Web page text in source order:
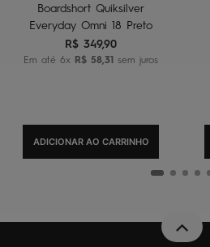
Boardshort Quiksilver
Everyday Omni 18 Preto
R$ 349,90
Em até 6x R$ 58 31 sem juros
ADICIONAR AO CARRINHO